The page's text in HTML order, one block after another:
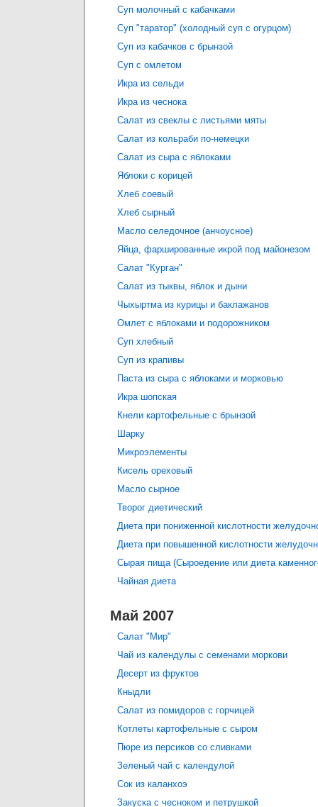
Суп молочный с кабачками
Суп "таратор" (холодный суп с огурцом)
Суп из кабачков с брынзой
Суп с омлетом
Икра из сельди
Икра из чеснока
Салат из свеклы с листьями мяты
Салат из кольраби по-немецки
Салат из сыра с яблоками
Яблоки с корицей
Хлеб соевый
Хлеб сырный
Масло селедочное (анчоусное)
Яйца, фаршированные икрой под майонезом
Салат "Курган"
Салат из тыквы, яблок и дыни
Чыхыртма из курицы и баклажанов
Омлет с яблоками и подорожником
Суп хлебный
Суп из крапивы
Паста из сыра с яблоками и морковью
Икра шопская
Кнели картофельные с брынзой
Шарку
Микроэлементы
Кисель ореховый
Масло сырное
Творог диетический
Диета при пониженной кислотности
Диета при повышенной кислотности
Сырая пища (Сыроедение или диета
Чайная диета
Май 2007
Салат "Мир"
Чай из календулы с семенами моркови
Десерт из фруктов
Кныдли
Салат из помидоров с горчицей
Котлеты картофельные с сыром
Пюре из персиков со сливками
Зеленый чай с календулой
Сок из каланхоэ
Закуска с чесноком и петрушкой